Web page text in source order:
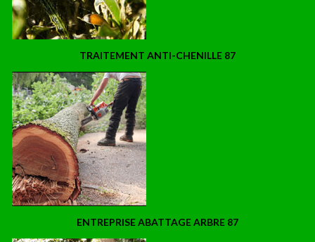
TRAITEMENT ANTI-CHENILLE 87
ENTREPRISE ABATTAGE ARBRE 87